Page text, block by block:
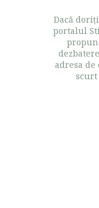
Dacă
portalul
adresa
scurt